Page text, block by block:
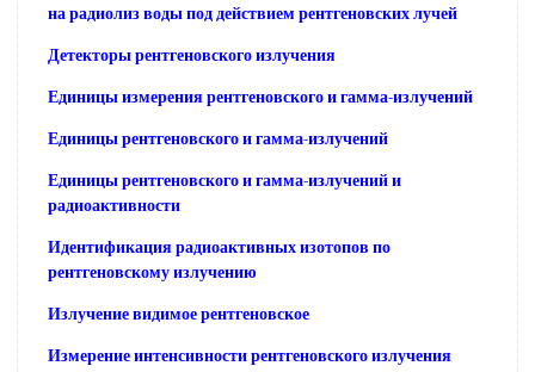
на радиолиз воды под действием рентгеновских лучей
Детекторы рентгеновского излучения
Единицы измерения рентгеновского и гамма-излучений
Единицы рентгеновского и гамма-излучений
Единицы рентгеновского и гамма-излучений и
радиоактивности
Идентификация радиоактивных изотопов по
рентгеновскому излучению
Излучение видимое рентгеновское
Измерение интенсивности рентгеновского излучения